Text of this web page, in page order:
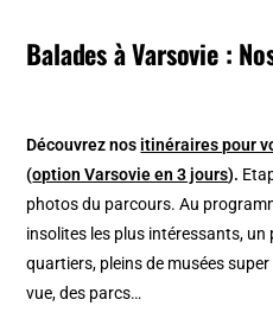
Balades à Varsovie :
Découvrez nos itinéraires pour
(option Varsovie en 3 jours).
photos du parcours. Au
insolites les plus intéressants,
quartiers, pleins de musées
vue, des parcs…